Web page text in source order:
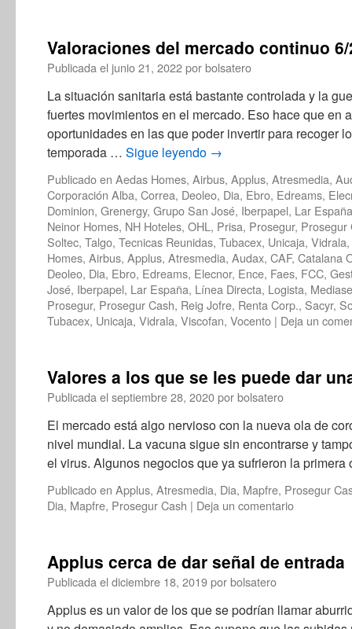
Valoraciones del mercado continuo 6/
Publicada el junio 21, 2022porbolsatero
La situación sanitaria está bastante controlada y la
fuertes movimientos en el mercado. Eso hace que en
oportunidades en las que poder invertir para recoger
temporada … Sigue leyendo →
Publicado en Aedas Homes, Airbus, Applus, Atresmedia,
Corporación Alba, Correa, Deoleo, Dia, Ebro, Edreams,
Dominion, Grenergy, Grupo San José, Iberpapel, Lar España
Neinor Homes, NH Hoteles, OHL , Prisa, Prosegur, Prosegur
Soltec, Talgo, Tecnicas Reunidas, Tubacex, Unicaja, Vidrala,
Homes, Airbus, Applus, Atresmedia, Audax, CAF, Catalana
Deoleo, Dia, Ebro, Edreams, Elecnor, Ence, Faes, FCC,
José, Iberpapel, Lar España, Línea Directa, Logista,
Prosegur, Prosegur Cash, Reig Jofre, Renta Corp., Sacyr,
Tubacex, Unicaja, Vidrala, Viscofan, Vocento | Deja un
Valores a los que se les puede dar
Publicada el septiembre 28, 2020porbolsatero
El mercado está algo nervioso con la nueva ola de
nivel mundial. La vacuna sigue sin encontrarse y
el virus. Algunos negocios que ya sufrieron la
Publicado en Applus, Atresmedia, Dia, Mapfre, Prosegur
Dia, Mapfre, Prosegur Cash | Deja un comentario
Applus cerca de dar señal de entrada
Publicada el diciembre 18, 2019porbolsatero
Applus es un valor de los que se podrían llamar